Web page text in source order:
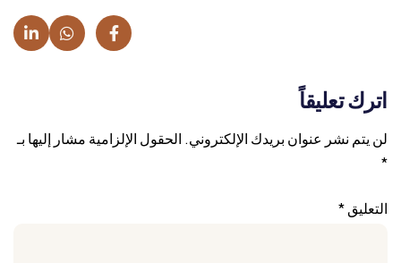
اترك تعليقاً
لن يتم نشر عنوان بريدك الإلكتروني.الحقول الإلزامية مشار إليها بـ
*
التعليق*